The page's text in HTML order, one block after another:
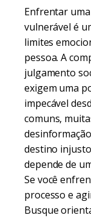
Enfrentar
vulnerável é
limites
pessoa. A
julgamento
exigem uma
impecável
comuns,
destino
depende de
Se você
processo e
Busque